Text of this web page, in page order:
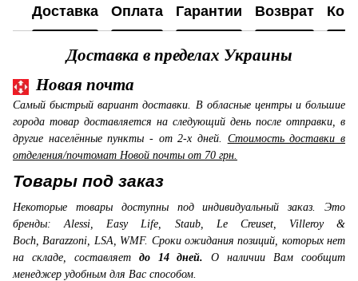
Доставка Оплата Гарантии Возврат
Доставка в пределах Украины
Новая почта
Самый быстрый вариант доставки. В обласные центры и большие
города товар доставляется на следующий день после отправки, в
другие населённые пункты - от 2-х дней. Стоимость доставки в
отделения/почтомат Новой почты от 70 грн.
Товары под заказ
Некоторые товары доступны под индивидуальный заказ. Это
бренды: Alessi, Easy Life, Staub, Le Creuset, Villeroy &
Boch, Barazzoni, LSA, WMF. Сроки ожидания позиций, которых нет
на складе, составляетдо 14 дней. О наличии Вам сообщит
менеджер удобным для Вас способом.